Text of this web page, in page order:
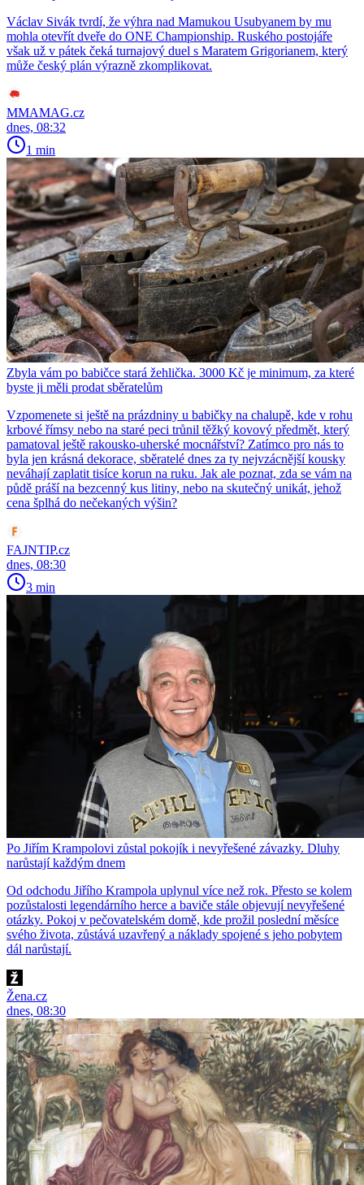
Václav Sivák tvrdí, že výhra nad Mamukou Usubyanem by mu
mohla otevřít dveře do ONE Championship. Ruského postojáře
však už v pátek čeká turnajový duel s Maratem Grigorianem, který
může český plán výrazně zkomplikovat.
MMAMAG.cz
dnes, 08:32
1 min
Zbyla vám po babičce stará žehlička. 3000 Kč je minimum, za které
byste ji měli prodat sběratelům
Vzpomenete si ještě na prázdniny u babičky na chalupě, kde v rohu
krbové římsy nebo na staré peci trůnil těžký kovový předmět, který
pamatoval ještě rakousko-uherské mocnářství? Zatímco pro nás to
byla jen krásná dekorace, sběratelé dnes za ty nejvzácnější kousky
neváhají zaplatit tisíce korun na ruku. Jak ale poznat, zda se vám na
půdě práší na bezcenný kus litiny, nebo na skutečný unikát, jehož
cena šplhá do nečekaných výšin?
FAJNTIP.cz
dnes, 08:30
3 min
Po Jiřím Krampolovi zůstal pokojík i nevyřešené závazky. Dluhy
narůstají každým dnem
Od odchodu Jiřího Krampola uplynul více než rok. Přesto se kolem
pozůstalosti legendárního herce a baviče stále objevují nevyřešené
otázky. Pokoj v pečovatelském domě, kde prožil poslední měsíce
svého života, zůstává uzavřený a náklady spojené s jeho pobytem
dál narůstají.
Žena.cz
dnes, 08:30